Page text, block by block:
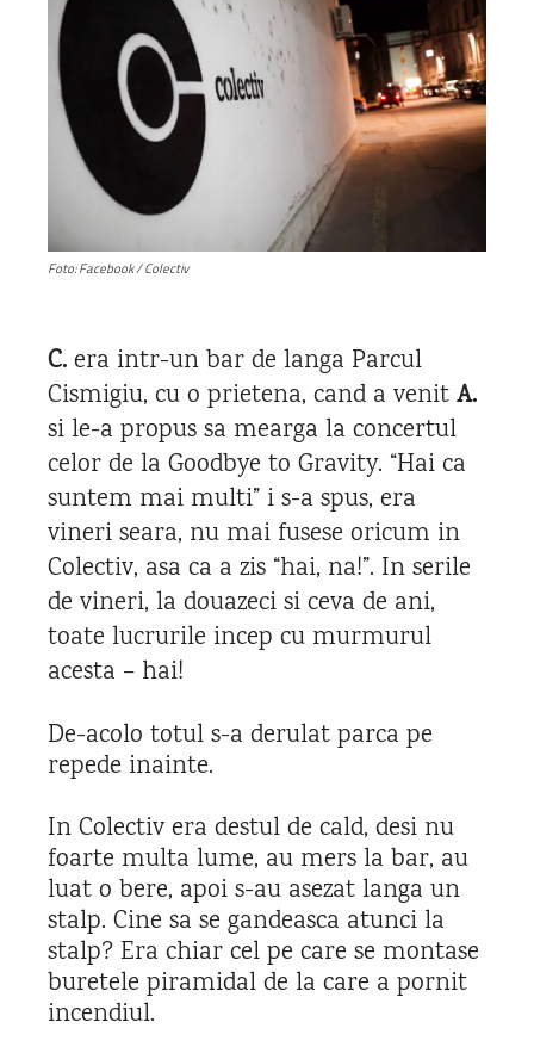
Foto: Facebook / Colectiv
C.era intr-un bar de langa Parcul
Cismigiu, cu o prietena, cand a venitA.
si le-a propus sa mearga la concertul
celor de la Goodbye to Gravity. “Hai ca
suntem mai multi” i s-a spus, era
vineri seara, nu mai fusese oricum in
Colectiv, asa ca a zis “hai, na!”. In serile
de vineri, la douazeci si ceva de ani,
toate lucrurile incep cu murmurul
acesta – hai!
De-acolo totul s-a derulat parca pe
repede inainte.
In Colectiv era destul de cald, desi nu
foarte multa lume, au mers la bar, au
luat o bere, apoi s-au asezat langa un
stalp. Cine sa se gandeasca atunci la
stalp? Era chiar cel pe care se montase
buretele piramidal de la care a pornit
incendiul.